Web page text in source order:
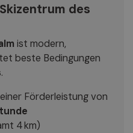
des
ist modern,
beste Bedingungen
.
Förderleistung von
4 km)